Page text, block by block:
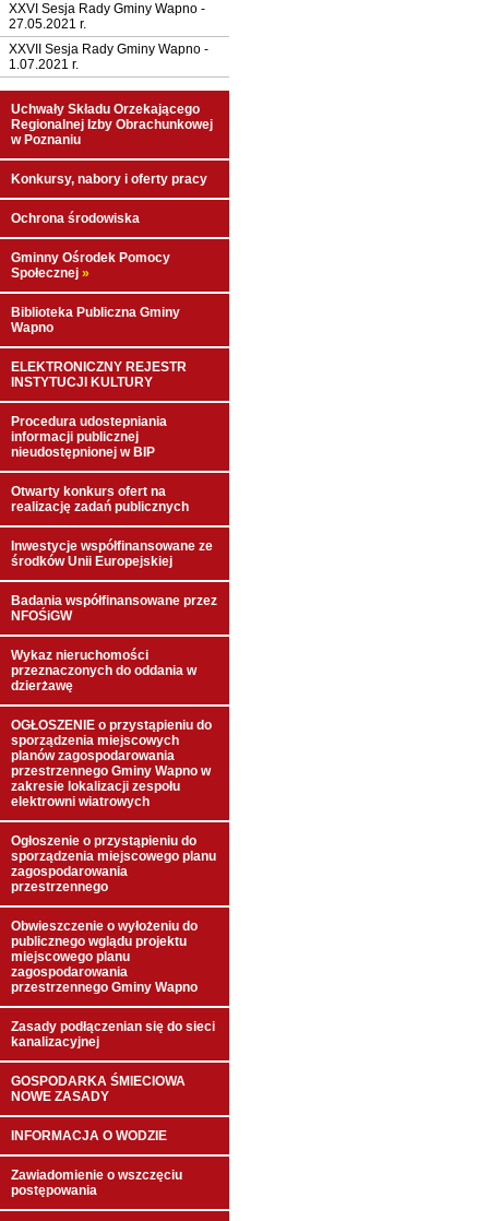
XXVI Sesja Rady Gminy Wapno -
27.05.2021 r.
XXVII Sesja Rady Gminy Wapno -
1.07.2021 r.
Uchwały Składu Orzekającego
Regionalnej Izby Obrachunkowej
w Poznaniu
Konkursy, nabory i oferty pracy
Ochrona środowiska
Gminny Ośrodek Pomocy
Społecznej »
Biblioteka Publiczna Gminy
Wapno
ELEKTRONICZNY REJESTR
INSTYTUCJI KULTURY
Procedura udostepniania
informacji publicznej
nieudostępnionej w BIP
Otwarty konkurs ofert na
realizację zadań publicznych
Inwestycje współfinansowane ze
środków Unii Europejskiej
Badania współfinansowane przez
NFOŚiGW
Wykaz nieruchomości
przeznaczonych do oddania w
dzierżawę
OGŁOSZENIE o przystąpieniu do
sporządzenia miejscowych
planów zagospodarowania
przestrzennego Gminy Wapno w
zakresie lokalizacji zespołu
elektrowni wiatrowych
Ogłoszenie o przystąpieniu do
sporządzenia miejscowego planu
zagospodarowania
przestrzennego
Obwieszczenie o wyłożeniu do
publicznego wglądu projektu
miejscowego planu
zagospodarowania
przestrzennego Gminy Wapno
Zasady podłączenian się do sieci
kanalizacyjnej
GOSPODARKA ŚMIECIOWA
NOWE ZASADY
INFORMACJA O WODZIE
Zawiadomienie o wszczęciu
postępowania